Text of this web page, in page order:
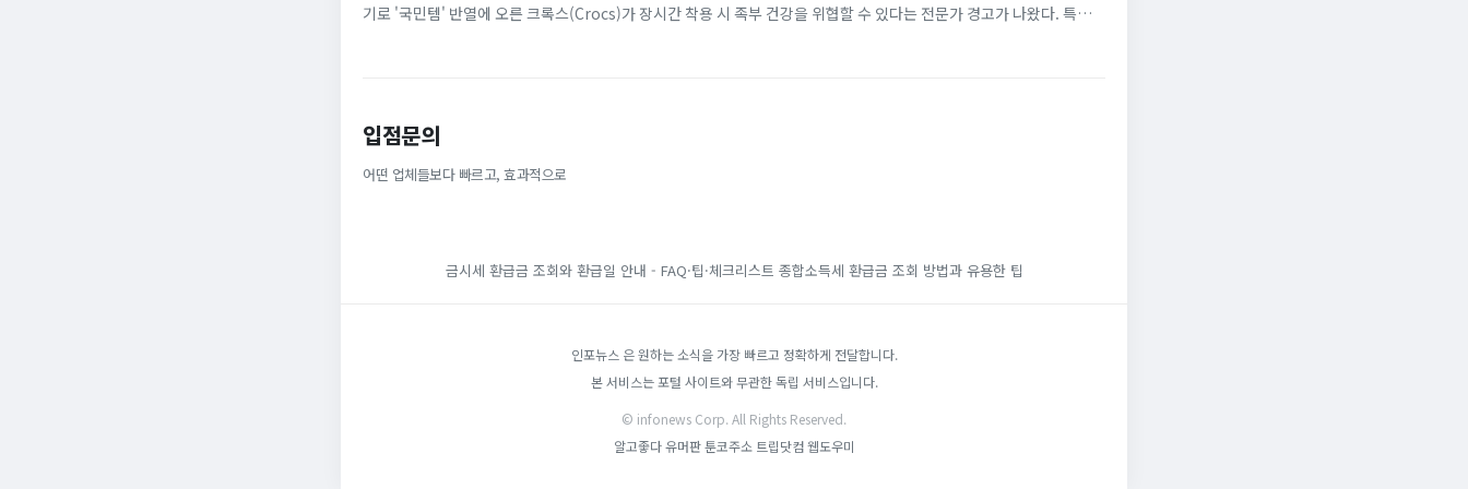
기로 '국민템' 반열에 오른 크록스(Crocs)가 장시간 착용 시 족부 건강을 위협할 수 있다는 전문가 경고가 나왔다. 특유의
입점문의
어떤 업체들보다 빠르고, 효과적으로
금시세 환급금 조회와 환급일 안내 - FAQ·팁·체크리스트 종합소득세 환급금 조회 방법과 유용한 팁
인포뉴스 은 원하는 소식을 가장 빠르고 정확하게 전달합니다.
본 서비스는 포털 사이트와 무관한 독립 서비스입니다.
© infonews Corp. All Rights Reserved.
알고좋다 유머판 툰코주소 트립닷컴웹도우미